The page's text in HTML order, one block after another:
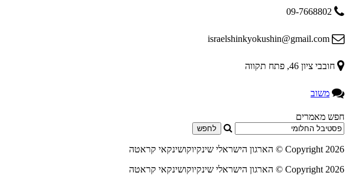
חובבי ציון 46, פתח תקווה
משוב
חפש מאמרים
Copyright 2026 ©
הארגון הישראלי שינקיוקושינקאי קראטה
Copyright 2026 ©
הארגון הישראלי שינקיוקושינקאי קראטה